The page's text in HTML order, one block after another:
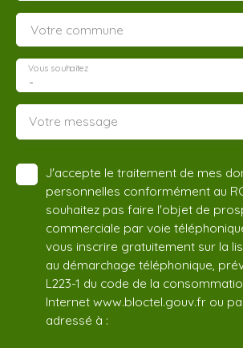
Votre commune
-
Vous souhaitez
Votre message
J'accepte le traitement de mes
personnelles conformément au
souhaitez pas faire l'objet de
commerciale par voie
vous inscrire gratuitement sur la
au démarchage téléphonique,
L223-1 du code de la
Internet www.bloctel.gouv.fr ou
adressé à :